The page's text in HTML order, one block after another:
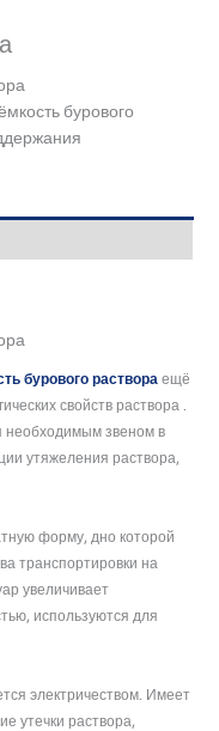
бурового
бурового раствора ещё
свойств раствора .
необходимым звеном в
утяжеления раствора,
форму, дно которой
транспортировки на
увеличивает
используются для
электричеством. Имеет
утечки раствора,